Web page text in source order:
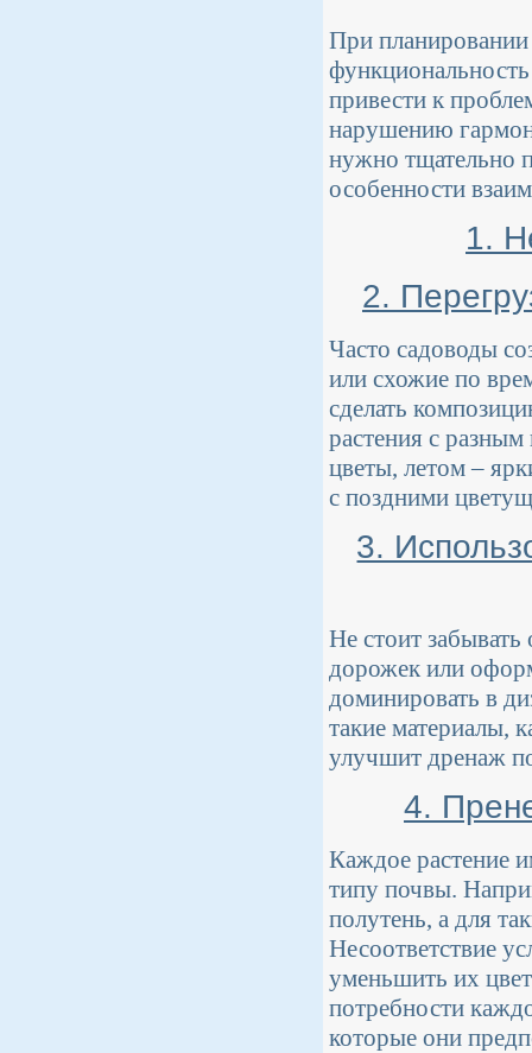
При планировании
привести к
нарушению
нужно тщательно
особенности
1.
2.
Часто садоводы
или схожие по
сделать
растения с
цветы, летом –
с поздними
3.
Не стоит
дорожек или
доминировать в
такие материалы,
улучшит дренаж
4.
Каждое растение
типу почвы.
полутень, а для
Несоответствие
уменьшить их
потребности
которые они